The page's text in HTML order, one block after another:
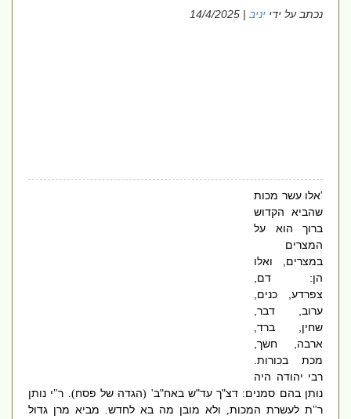
נכתב על ידייניב| 14/4/2025
אלו עשר מכות
שהביא הקדוש
ברוך הוא על
המצרים
במצרים,
ואלו
: דם,
צפרדע, כנים,
ערוב, דבר,
שחין, ברד,
ארבה, חשך,
מכת בכורות.
רבי יהודה היה
נותן בהם סמנים:דצ"ך עד"ש באח"ב' (הגדה של פסח).ר" י נותן
ת לעשרת המכות,ולא מובן מה בא לחדש.מביא מרן גדול